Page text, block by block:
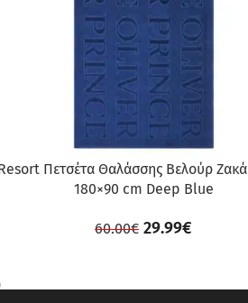
Πετσέτα Θαλάσσης Βελούρ
180×90 cm Deep Blue
60.00€ 29.99€